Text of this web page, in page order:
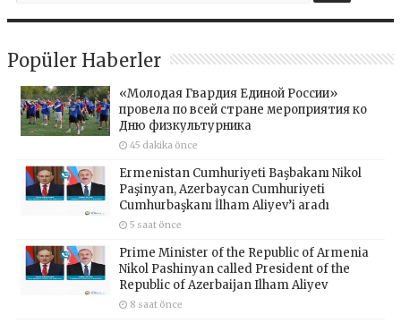
Popüler Haberler
«Молодая Гвардия Единой России»
провела по всей стране мероприятия ко
Дню физкультурника
45 dakika önce
Ermenistan Cumhuriyeti Başbakanı Nikol
Paşinyan, Azerbaycan Cumhuriyeti
Cumhurbaşkanı İlham Aliyev’i aradı
5 saat önce
Prime Minister of the Republic of Armenia
Nikol Pashinyan called President of the
Republic of Azerbaijan Ilham Aliyev
8 saat önce